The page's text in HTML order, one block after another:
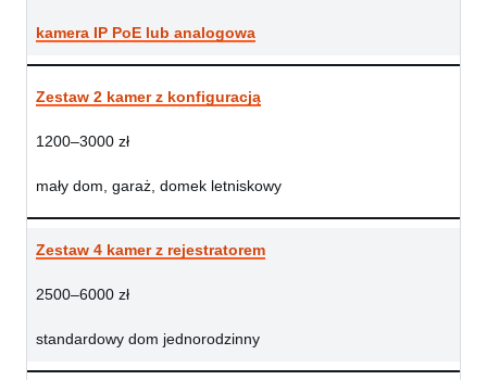
kamera IP PoE lub analogowa
Zestaw 2 kamer z konfiguracją
1200–3000 zł
mały dom, garaż, domek letniskowy
Zestaw 4 kamer z rejestratorem
2500–6000 zł
standardowy dom jednorodzinny